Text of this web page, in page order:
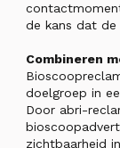
de kans dat
Combineren
doelgroep in
Door abri-
zichtbaarheid